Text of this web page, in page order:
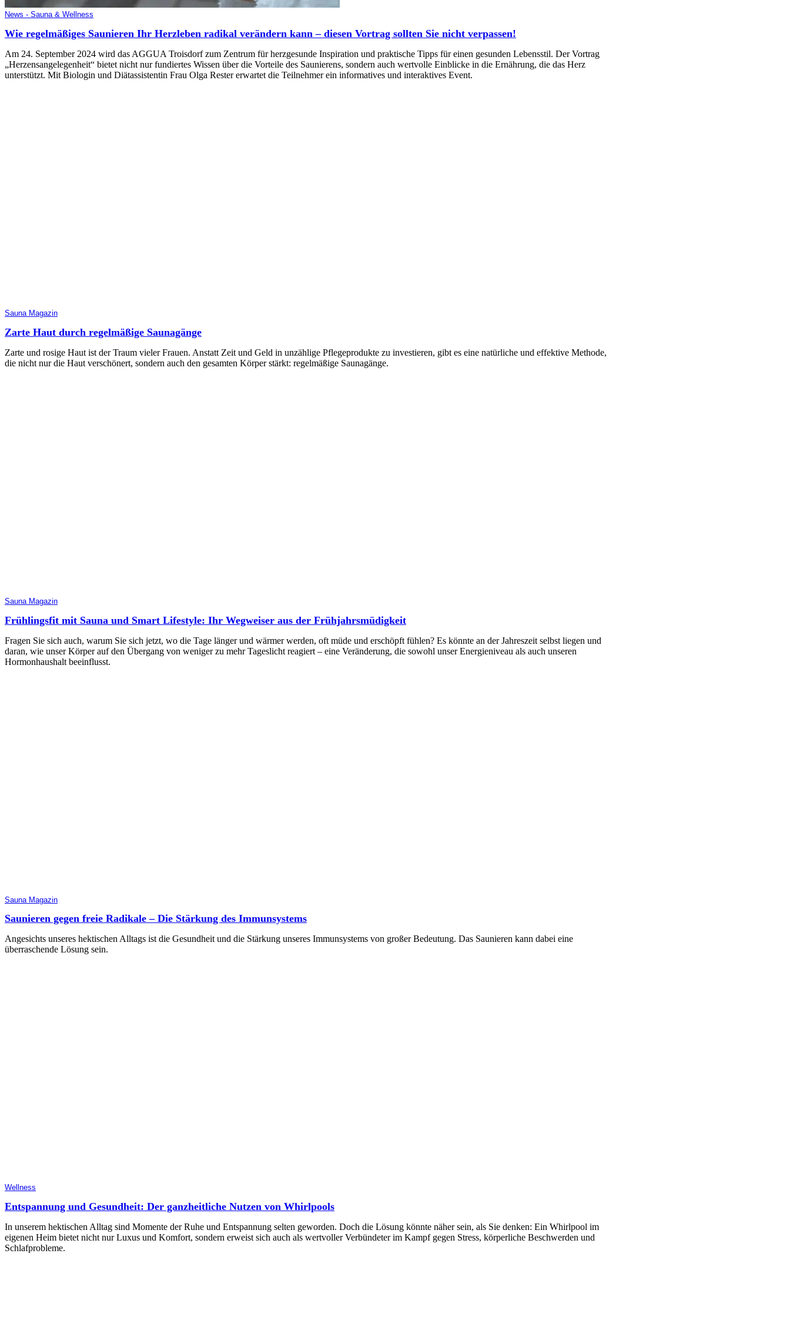
News - Sauna & Wellness
Wie regelmäßiges Saunieren Ihr Herzleben radikal verändern kann – diesen Vortrag sollten Sie nicht verpassen!
Am 24. September 2024 wird das AGGUA Troisdorf zum Zentrum für herzgesunde Inspiration und praktische Tipps für einen gesunden Lebensstil. Der Vortrag
„Herzensangelegenheit“ bietet nicht nur fundiertes Wissen über die Vorteile des Saunierens, sondern auch wertvolle Einblicke in die Ernährung, die das Herz
unterstützt. Mit Biologin und Diätassistentin Frau Olga Rester erwartet die Teilnehmer ein informatives und interaktives Event.
Sauna Magazin
Zarte Haut durch regelmäßige Saunagänge
Zarte und rosige Haut ist der Traum vieler Frauen. Anstatt Zeit und Geld in unzählige Pflegeprodukte zu investieren, gibt es eine natürliche und effektive Methode,
die nicht nur die Haut verschönert, sondern auch den gesamten Körper stärkt: regelmäßige Saunagänge.
Sauna Magazin
Frühlingsfit mit Sauna und Smart Lifestyle: Ihr Wegweiser aus der Frühjahrsmüdigkeit
Fragen Sie sich auch, warum Sie sich jetzt, wo die Tage länger und wärmer werden, oft müde und erschöpft fühlen? Es könnte an der Jahreszeit selbst liegen und
daran, wie unser Körper auf den Übergang von weniger zu mehr Tageslicht reagiert – eine Veränderung, die sowohl unser Energieniveau als auch unseren
Hormonhaushalt beeinflusst.
Sauna Magazin
Saunieren gegen freie Radikale – Die Stärkung des Immunsystems
Angesichts unseres hektischen Alltags ist die Gesundheit und die Stärkung unseres Immunsystems von großer Bedeutung. Das Saunieren kann dabei eine
überraschende Lösung sein.
Wellness
Entspannung und Gesundheit: Der ganzheitliche Nutzen von Whirlpools
In unserem hektischen Alltag sind Momente der Ruhe und Entspannung selten geworden. Doch die Lösung könnte näher sein, als Sie denken: Ein Whirlpool im
eigenen Heim bietet nicht nur Luxus und Komfort, sondern erweist sich auch als wertvoller Verbündeter im Kampf gegen Stress, körperliche Beschwerden und
Schlafprobleme.